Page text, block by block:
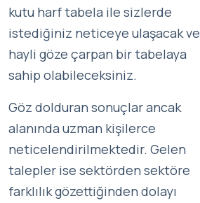
kutu harf tabela ile sizlerde
istediğiniz neticeye ulaşacak ve
hayli göze çarpan bir tabelaya
sahip olabileceksiniz.
Göz dolduran sonuçlar ancak
alanında uzman kişilerce
neticelendirilmektedir. Gelen
talepler ise sektörden sektöre
farklılık gözettiğinden dolayı